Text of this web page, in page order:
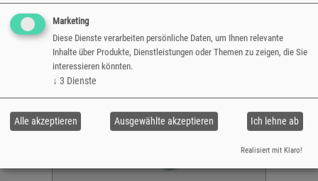
Marketing
Diese Dienste verarbeiten persönliche Daten, um Ihnen relevante
Inhalte über Produkte, Dienstleistungen oder Themen zu zeigen, die Sie
interessieren könnten.
↓ 3 Dienste
Ich lehne ab
Ausgewählte akzeptieren
Alle akzeptieren
Realisiert mit Klaro!